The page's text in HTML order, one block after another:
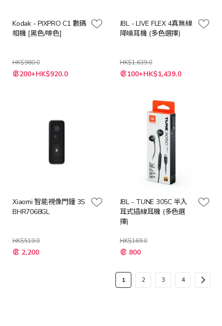
Kodak - PIXPRO C1 數碼
相機 [黑色/啡色]
HK$980.0
200+HK$920.0
JBL - LIVE FLEX 4真無線
降噪耳機 (多色選擇)
HK$1,639.0
100+HK$1,439.0
Xiaomi 智能視像門鐘 3S
BHR7068GL
HK$519.0
特
殊 2,200
JBL - TUNE 305C 半入
耳式插線耳機 (多色選
擇)
HK$169.0
800
頁
您
1
頁
2
頁
3
頁
4